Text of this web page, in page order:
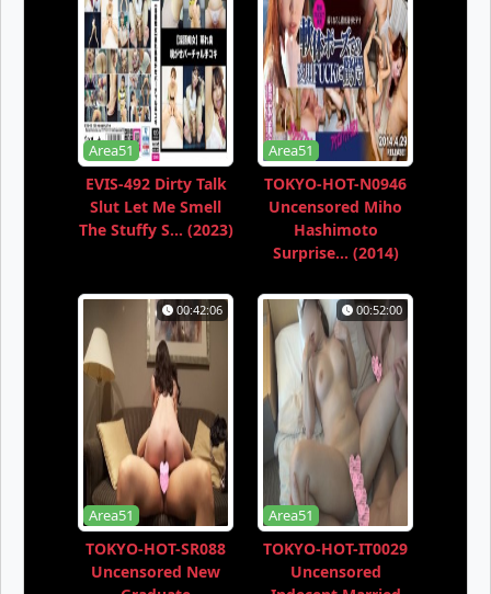
Area51
EVIS-492 Dirty Talk
Slut Let Me Smell
The Stuffy S... (2023)
Area51
TOKYO-HOT-N0946
Uncensored Miho
Hashimoto
Surprise... (2014)
00:42:06
Area51
TOKYO-HOT-SR088
Uncensored New
00:52:00
Area51
TOKYO-HOT-IT0029
Uncensored